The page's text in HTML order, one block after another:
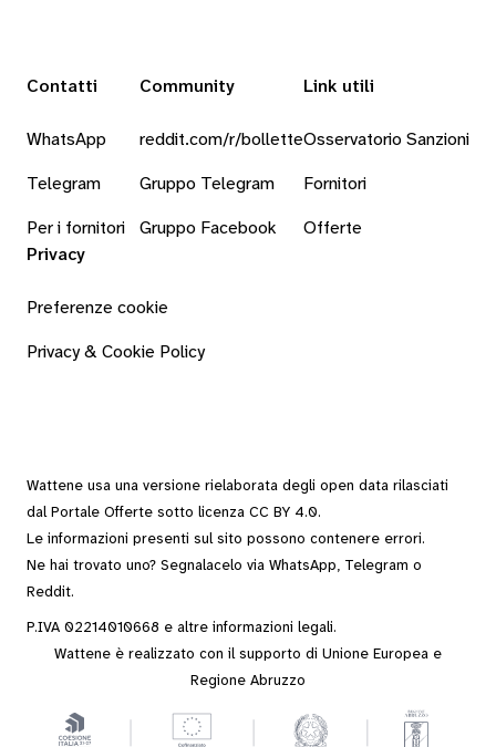
Contatti
WhatsApp
Telegram
Per i fornitori
Community
reddit.com/r/bollette
Gruppo Telegram
Gruppo Facebook
Link utili
Osservatorio Sanzioni
Fornitori
Offerte
Privacy
Preferenze cookie
Privacy & Cookie Policy
Wattene usa una versione rielaborata degli open data rilasciati
dal Portale Offerte sotto licenza CC BY 4.0.
Le informazioni presenti sul sito possono contenere errori.
Ne hai trovato uno? Segnalacelo via WhatsApp, Telegram o
Reddit.
P.IVA 02214010668 e altre informazioni legali.
Wattene è realizzato con il supporto di Unione Europea e
Regione Abruzzo